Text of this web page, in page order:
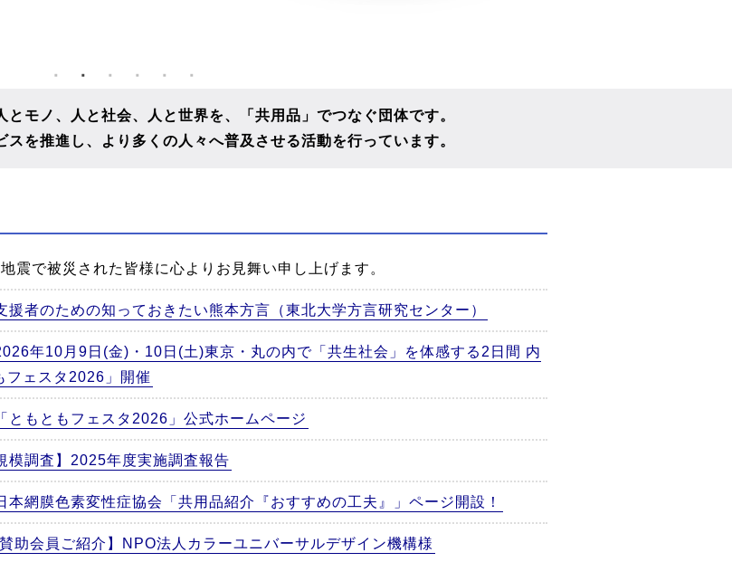
モノ、人と社会、人と世界を、
「共用品」でつなぐ団体です。
を推進し、
より多くの人々へ普及させる活動を行っています。
震で被災された皆様に心よりお見舞い申し上げます。
援者のための知っておきたい熊本方言（東北大学方言研究センター）
年10月9日(金)・10日(土)東京・丸の内で「共生社会」を体感する2日間 内
フェスタ2026」開催
ともともフェスタ2026」公式ホームページ
模調査】2025年度実施調査報告
本網膜色素変性症協会「共用品紹介『おすすめの工夫』」ページ開設！
助会員ご紹介】NPO法人カラーユニバーサルデザイン機構様